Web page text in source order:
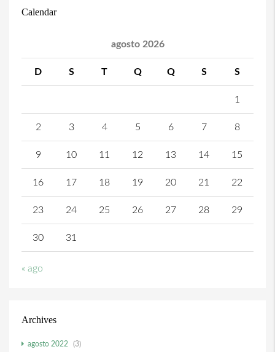
Calendar
agosto 2026
D S T Q Q S S
1
2 3 4 5 6 7 8
9 10 11 12 13 14 15
16 17 18 19 20 21 22
23 24 25 26 27 28 29
30 31
« ago
Archives
agosto 2022
(3)